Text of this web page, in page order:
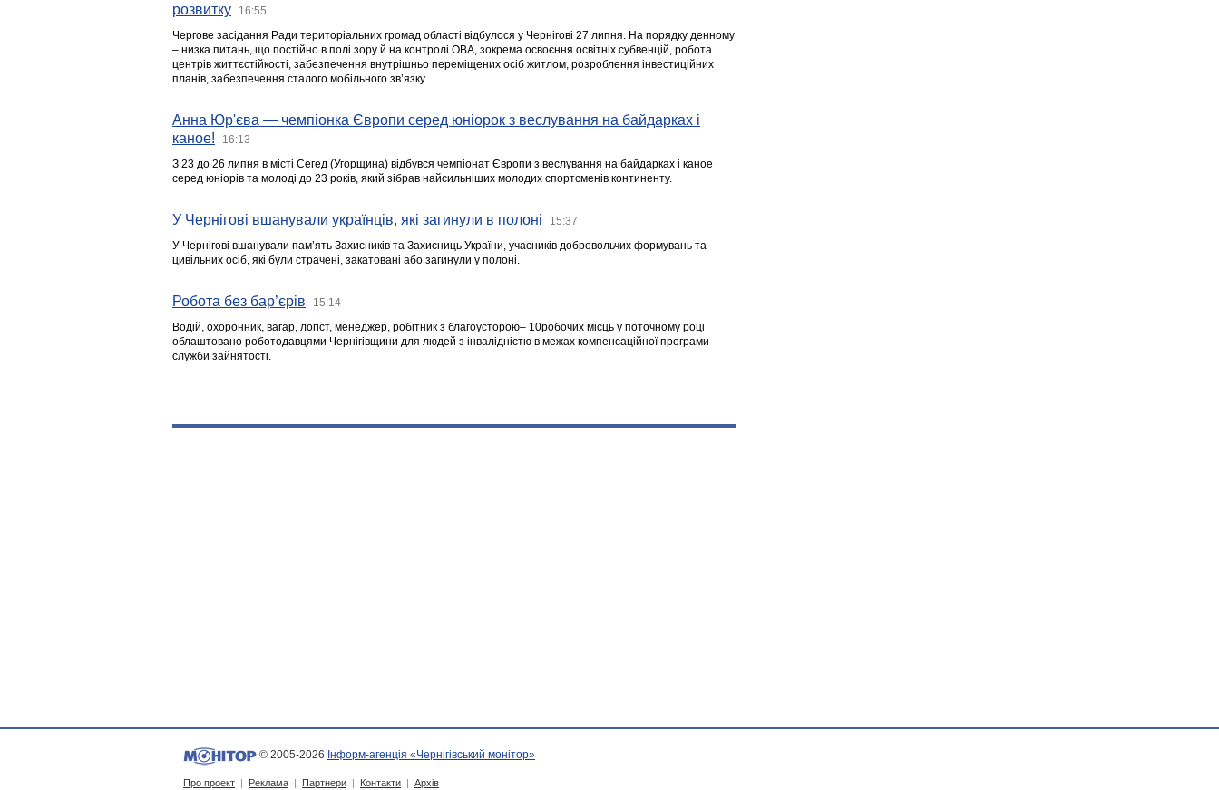
розвитку
16:55
Чергове засідання Ради територіальних громад області відбулося у Чернігові 27 липня. На порядку денному
– низка питань, що постійно в полі зору й на контролі ОВА, зокрема освоєння освітніх субвенцій, робота
центрів життєстійкості, забезпечення внутрішньо переміщених осіб житлом, розроблення інвестиційних
планів, забезпечення сталого мобільного зв’язку.
Анна Юр'єва — чемпіонка Європи серед юніорок з веслування на байдарках і
каное!
16:13
З 23 до 26 липня в місті Сегед (Угорщина) відбувся чемпіонат Європи з веслування на байдарках і каное
серед юніорів та молоді до 23 років, який зібрав найсильніших молодих спортсменів континенту.
У Чернігові вшанували українців, які загинули в полоні 15:37
У Чернігові вшанували пам’ять Захисників та Захисниць України, учасників добровольчих формувань та
цивільних осіб, які були страчені, закатовані або загинули у полоні.
Робота без бар’єрів 15:14
Водій, охоронник, вагар, логіст, менеджер, робітник з благоусторою– 10робочих місць у поточному році
облаштовано роботодавцями Чернігівщини для людей з інвалідністю в межах компенсаційної програми
служби зайнятості.
© 2005-2026 Інформ-агенція «Чернігівський монітор»
Про проект | Реклама | Партнери | Контакти | Архів